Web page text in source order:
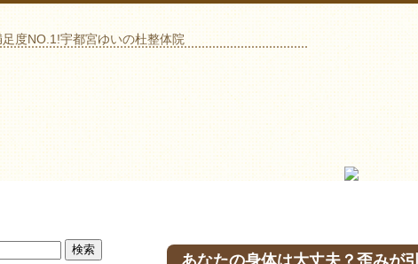
度NO.1!宇都宮ゆいの杜整体院
あなたの身体は大丈夫？歪み